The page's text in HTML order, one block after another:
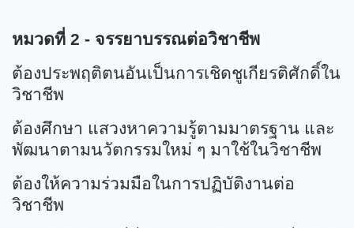
หมวดที่ 2 - จรรยาบรรณต่อวิชาชีพ
ต้องประพฤติตนอันเป็นการเชิดชูเกียรติศักดิ์ใน
วิชาชีพ
ต้องศึกษา แสวงหาความรู้ตามมาตรฐาน และ
พัฒนาตามนวัตกรรมใหม่ ๆ มาใช้ในวิชาชีพ
ต้องให้ความร่วมมือในการปฏิบัติงานต่อ
วิชาชีพ